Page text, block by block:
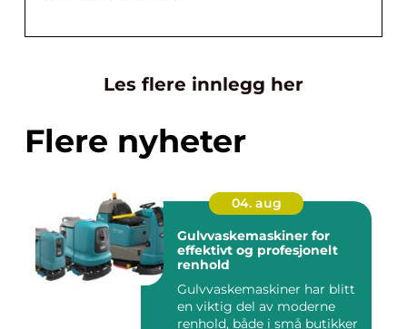
Les flere innlegg her
Flere nyheter
04. aug
Gulvvaskemaskiner for
effektivt og profesjonelt
renhold
Gulvvaskemaskiner har blitt
en viktig del av moderne
renhold, både i små butikker